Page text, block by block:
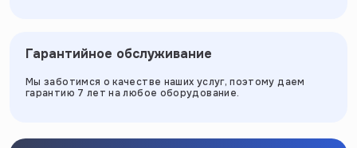
Гарантийное обслуживание
Мы заботимся о качестве наших услуг, поэтому даем
гарантию 7 лет на любое оборудование.